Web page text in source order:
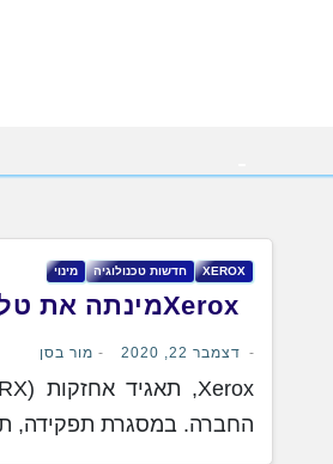
XEROX ‏חדשות ‏טכנולוגיה ‏מינוי
Xerox ‎ ‎מינתה את טלי רוזמן לסגנית נשיא – מחלקת התלת מימד של החברה
דצמבר 22, 2020 מור בסן
החברה. במסגרת תפקידה,